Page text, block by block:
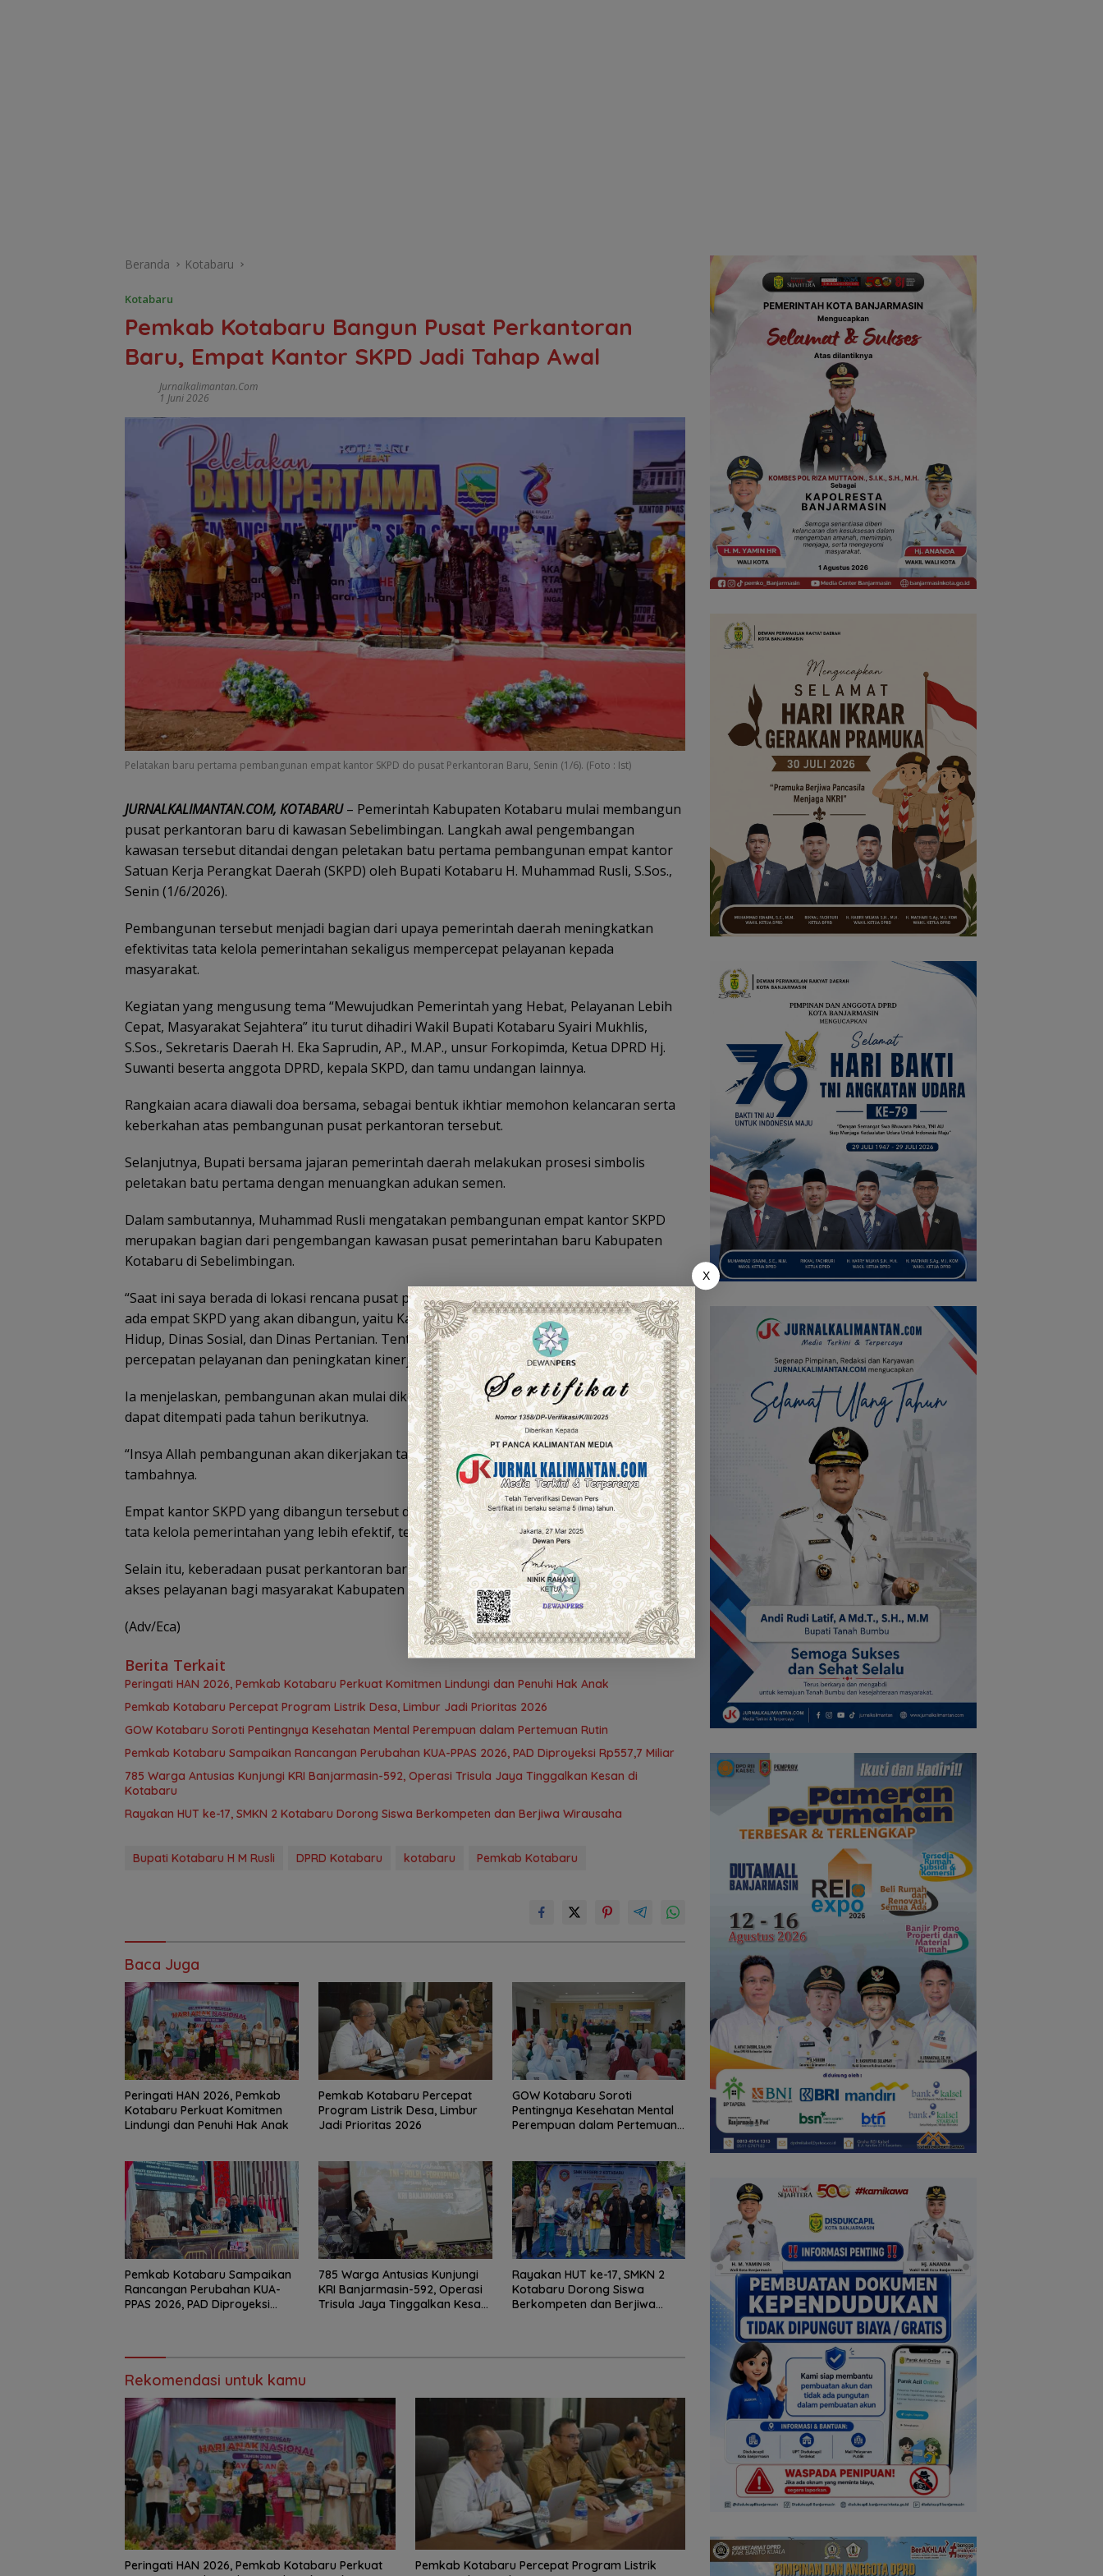
Beranda Kotabaru
Kotabaru
Pemkab Kotabaru Bangun Pusat Perkantoran
Baru, Empat Kantor SKPD Jadi Tahap Awal
Jurnalkalimantan.com
1 Juni 2026
Pelatakan baru pertama pembangunan empat kantor SKPD do pusat Perkantoran Baru, Senin (1/6). (Foto : Ist)
JURNALKALIMANTAN.COM, KOTABARU– Pemerintah Kabupaten Kotabaru mulai membangun
pusat perkantoran baru di kawasan Sebelimbingan. Langkah awal pengembangan
kawasan tersebut ditandai dengan peletakan batu pertama pembangunan empat kantor
Satuan Kerja Perangkat Daerah (SKPD) oleh Bupati Kotabaru H. Muhammad Rusli, S.Sos.,
Senin (1/6/2026).
Pembangunan tersebut menjadi bagian dari upaya pemerintah daerah meningkatkan
efektivitas tata kelola pemerintahan sekaligus mempercepat pelayanan kepada
masyarakat.
Kegiatan yang mengusung tema “Mewujudkan Pemerintah yang Hebat, Pelayanan Lebih
Cepat, Masyarakat Sejahtera” itu turut dihadiri Wakil Bupati Kotabaru Syairi Mukhlis,
S.Sos., Sekretaris Daerah H. Eka Saprudin, AP., M.AP., unsur Forkopimda, Ketua DPRD Hj.
Suwanti beserta anggota DPRD, kepala SKPD, dan tamu undangan lainnya.
Rangkaian acara diawali doa bersama, sebagai bentuk ikhtiar memohon kelancaran serta
keberkahan atas pembangunan pusat perkantoran tersebut.
Selanjutnya, Bupati bersama jajaran pemerintah daerah melakukan prosesi simbolis
peletakan batu pertama dengan menuangkan adukan semen.
Dalam sambutannya, Muhammad Rusli mengatakan pembangunan empat kantor SKPD
merupakan bagian dari pengembangan kawasan pusat pemerintahan baru Kabupaten
Kotabaru di Sebelimbingan.
“Saat ini saya berada di lokasi rencana pusat perkantoran Kabupaten Kotabaru. Tahun ini
ada empat SKPD yang akan dibangun, yaitu Kantor Dinas Kesehatan, Dinas Lingkungan
Hidup, Dinas Sosial, dan Dinas Pertanian. Tentunya ini menjadi bagian dari upaya
percepatan pelayanan dan peningkatan kinerja pemerintahan,” ujarnya.
Ia menjelaskan, pembangunan akan mulai dikerjakan pada tahun 2026 dan ditargetkan
dapat ditempati pada tahun berikutnya.
“Insya Allah pembangunan akan dikerjakan tahun ini dan tahun depan sudah bisa dihuni,”
tambahnya.
Empat kantor SKPD yang dibangun tersebut diharapkan mampu mendukung terciptanya
tata kelola pemerintahan yang lebih efektif, terintegrasi, dan profesional.
Selain itu, keberadaan pusat perkantoran baru juga diharapkan memberikan kemudahan
akses pelayanan bagi masyarakat Kabupaten Kotabaru.
(Adv/Eca)
Berita Terkait
Peringati HAN 2026, Pemkab Kotabaru Perkuat Komitmen Lindungi dan Penuhi Hak Anak
Pemkab Kotabaru Percepat Program Listrik Desa, Limbur Jadi Prioritas 2026
GOW Kotabaru Soroti Pentingnya Kesehatan Mental Perempuan dalam Pertemuan Rutin
Pemkab Kotabaru Sampaikan Rancangan Perubahan KUA-PPAS 2026, PAD Diproyeksi Rp557,7 Miliar
785 Warga Antusias Kunjungi KRI Banjarmasin-592, Operasi Trisula Jaya Tinggalkan Kesan di
Kotabaru
Rayakan HUT ke-17, SMKN 2 Kotabaru Dorong Siswa Berkompeten dan Berjiwa Wirausaha
Bupati Kotabaru H M Rusli DPRD Kotabaru kotabaru Pemkab Kotabaru
Baca Juga
Peringati HAN 2026, Pemkab
Kotabaru Perkuat Komitmen
Lindungi dan Penuhi Hak Anak
Pemkab Kotabaru Percepat
Program Listrik Desa, Limbur
Jadi Prioritas 2026
GOW Kotabaru Soroti
Pentingnya Kesehatan Mental
Perempuan dalam Pertemuan
Pemkab Kotabaru Sampaikan
Rancangan Perubahan KUA-
PPAS 2026, PAD Diproyeksi
785 Warga Antusias Kunjungi
KRI Banjarmasin-592, Operasi
Trisula Jaya Tinggalkan Kesan
Rayakan HUT ke-17, SMKN 2
Kotabaru Dorong Siswa
Berkompeten dan Berjiwa
Rekomendasi untuk kamu
Peringati HAN 2026, Pemkab Kotabaru Perkuat
Pemkab Kotabaru Percepat Program Listrik
X